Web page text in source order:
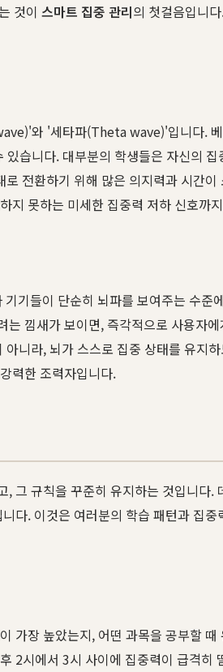
것이 스마트 집중 관리의 첫걸음입니
와 '세타파(Theta wave)'입니다.
습니다. 대부분의 학생들은 자신의
전환하기 위해 많은 의지력과 시간이
지 못하는 미세한 집중력 저하 신호까
기들이 단순히 뇌파를 보여주는 수준
낌새가 보이면, 즉각적으로 사용자
니라, 뇌가 스스로 집중 상태를 유지
력한 조력자입니다.
그 규칙을 꾸준히 유지하는 것입니다.
다. 이것은 여러분의 학습 패턴과 집
가장 높았는지, 어떤 과목을 공부할
2시에서 3시 사이에 집중력이 급격히